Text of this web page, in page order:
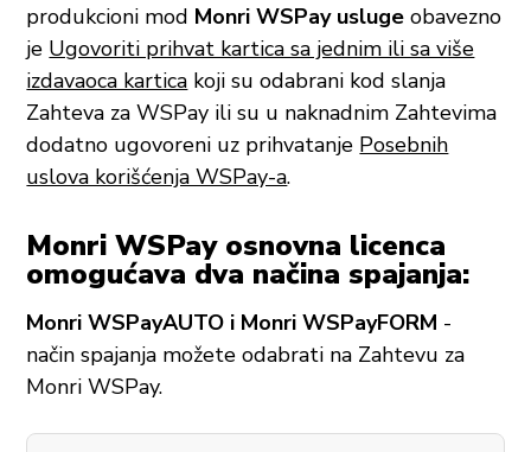
produkcioni mod Monri WSPay usluge obavezno
je Ugovoriti prihvat kartica sa jednim ili sa više
izdavaoca kartica koji su odabrani kod slanja
Zahteva za WSPay ili su u naknadnim Zahtevima
dodatno ugovoreni uz prihvatanje Posebnih
uslova korišćenja WSPay-a.
Monri WSPay osnovna licenca
omogućava dva načina spajanja:
Monri WSPayAUTO i Monri WSPayFORM -
način spajanja možete odabrati na Zahtevu za
Monri WSPay.